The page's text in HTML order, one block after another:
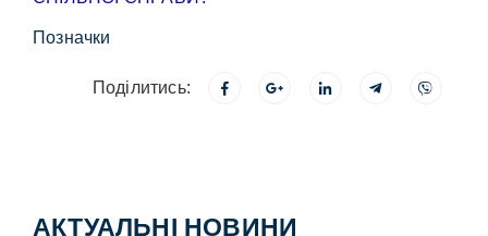
Позначки
Поділитись:
АКТУАЛЬНІ НОВИНИ